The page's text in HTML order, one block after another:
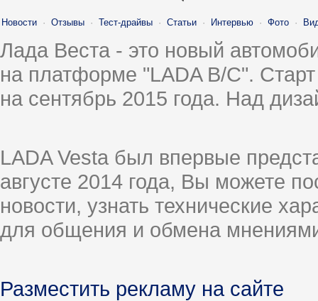
Новости · Отзывы · Тест-драйвы · Статьи · Интервью · Фото ·
Лада Веста - это новый
на платформе "LADA B/C".
на сентябрь 2015 года. Над
LADA Vesta был впервые
августе 2014 года, Вы можете
новости, узнать технические
для общения и обмена
Разместить рекламу на сайте